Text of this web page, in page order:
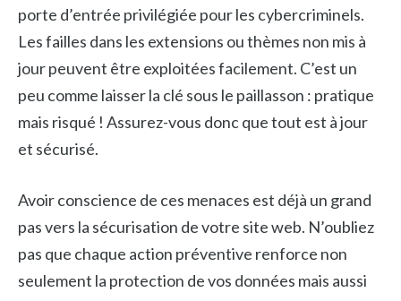
porte d’entrée privilégiée pour les cybercriminels.
Les failles dans les extensions ou thèmes non mis à
jour peuvent être exploitées facilement. C’est un
peu comme laisser la clé sous le paillasson : pratique
mais risqué ! Assurez-vous donc que tout est à jour
et sécurisé.
Avoir conscience de ces menaces est déjà un grand
pas vers la sécurisation de votre site web. N’oubliez
pas que chaque action préventive renforce non
seulement la protection de vos données mais aussi